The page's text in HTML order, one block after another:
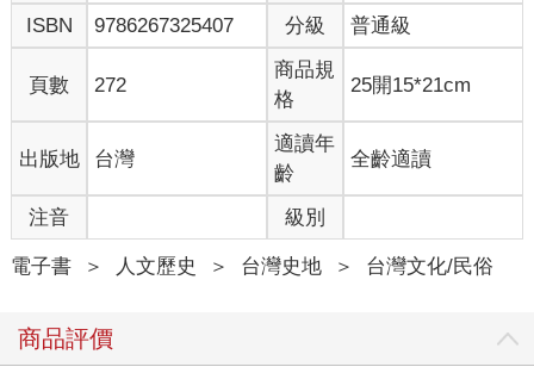
ISBN
9786267325407 分級 普通級
頁數 272
商品規
格
25開15*21cm
出版地 台灣
適讀年
齡
全齡適讀
注音 級別
電子書 ＞ 人文歷史 ＞ 台灣史地 ＞ 台灣文化/民俗
商品評價